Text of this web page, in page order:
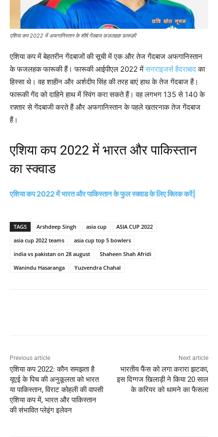
एशिया कप 2022 में अफगानिस्तान के शीर्ष गेंदबाज फ़ज़लहक़ फ़ारूक़ी
एशिया कप में बेहतरीन गेंदबाजों की सूची में एक और तेज गेंदबाज अफगानिस्तान
के फजलहक फारूकी हैं। फारूकी आईपीएल 2022 मेंसनराइजर्स हैदराबादका
हिस्सा थे। वह शाहीन और अर्शदीप सिंह की तरह बाएं हाथ के तेज गेंदबाज हैं।
फारूकी गेंद को दाहिने हाथ में स्विंग करा सकते हैं। वह लगभग 135 से 140 के
रफ़्तार से गेंदबाजी करते हैं और अफगानिस्तान के पहले खतरनाक तेज गेंदबाज
हैं।
एशिया कप 2022 में भारत और पाकिस्तान
का स्क्वाड
एशिया कप 2022 में भारत और पाकिस्तान के फुल स्क्वाड के लिए क्लिक करें|
TAGS Arshdeep Singh asia cup
ASIA CUP 2022
asia cup 2022 teams
asia cup top 5 bowlers
india vs pakistan on 28 august
Shaheen Shah Afridi
Wanindu Hasaranga
Yuzvendra Chahal
Previous article
एशिया कप 2022: कौन समझता है
यूएई के पिच की अनुकूलता को भारत
या पाकिस्तान, विराट कोहली की वापसी
एशिया कप में, भारत और पाकिस्तान
की संभावित प्लेइंग इलेवन
Next article
भारतीय फैंस को लगा करारा झटका,
इस दिग्गज खिलाड़ी ने किया 20 साल
के करियर को थामने का फैसला